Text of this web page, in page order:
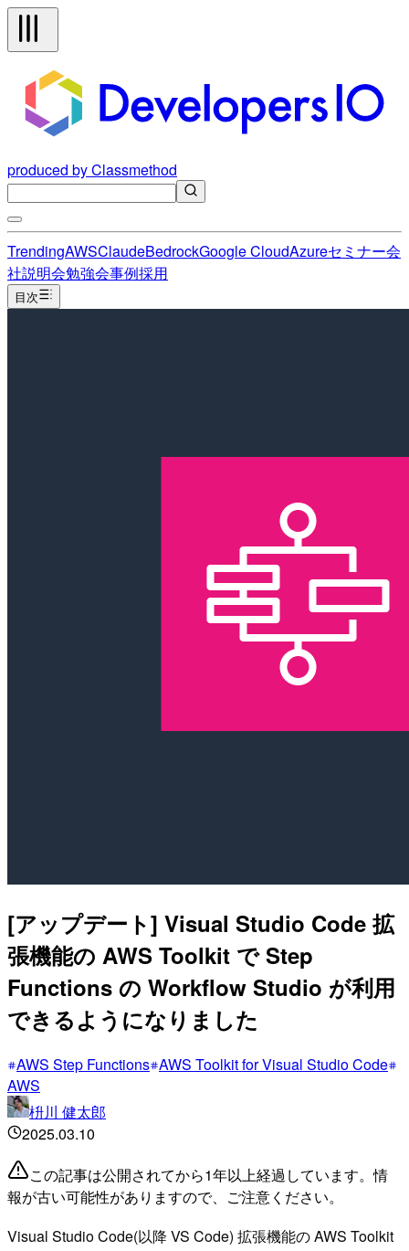
produced by Classmethod
TrendingAWSClaudeBedrockGoogle CloudAzureセミナー会
社説明会勉強会事例採用
目次
[アップデート] Visual Studio Code 拡
張機能の AWS Toolkit で Step
Functions の Workflow Studio が利用
できるようになりました
AWS Step Functions AWS Toolkit for Visual Studio Code
AWS
枡川 健太郎
2025.03.10
この記事は公開されてから1年以上経過しています。情
報が古い可能性がありますので、ご注意ください。
Visual Studio Code(以降 VS Code) 拡張機能の AWS Toolkit